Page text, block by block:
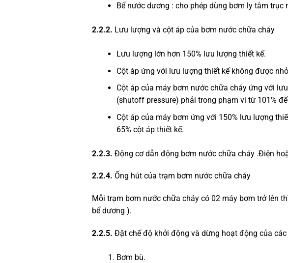
Bể nước dương : cho phép dùng bơm ly tâm trục
2.2.2. Lưu lượng và cột áp của bơm nước chữa cháy
Lưu lượng lớn hơn 150% lưu lượng thiết kế.
Cột áp ứng với lưu lượng thiết kế không được
Cột áp của máy bơm nước chữa cháy ứng với
(shutoff pressure) phải trong phạm vi từ 101%
Cột áp của máy bơm ứng với 150% lưu lượng
65% cột áp thiết kế.
2.2.3. Động cơ dẫn động bơm nước chữa cháy .Điện
2.2.4. Ống hút của trạm bơm nước chữa cháy
Mỗi trạm bơm nước chữa cháy có 02 máy bơm trở lên
bể dương ).
2.2.5. Đặt chế độ khởi động và dừng hoạt động của
Bơm bù.